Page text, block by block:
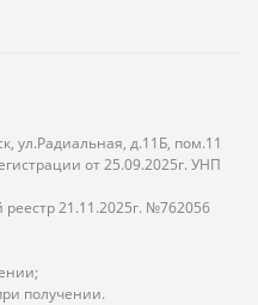
ул.Радиальная, д.11Б, пом.11
от 25.09.2025г. УНП
21.11.2025г. №762056
получении.